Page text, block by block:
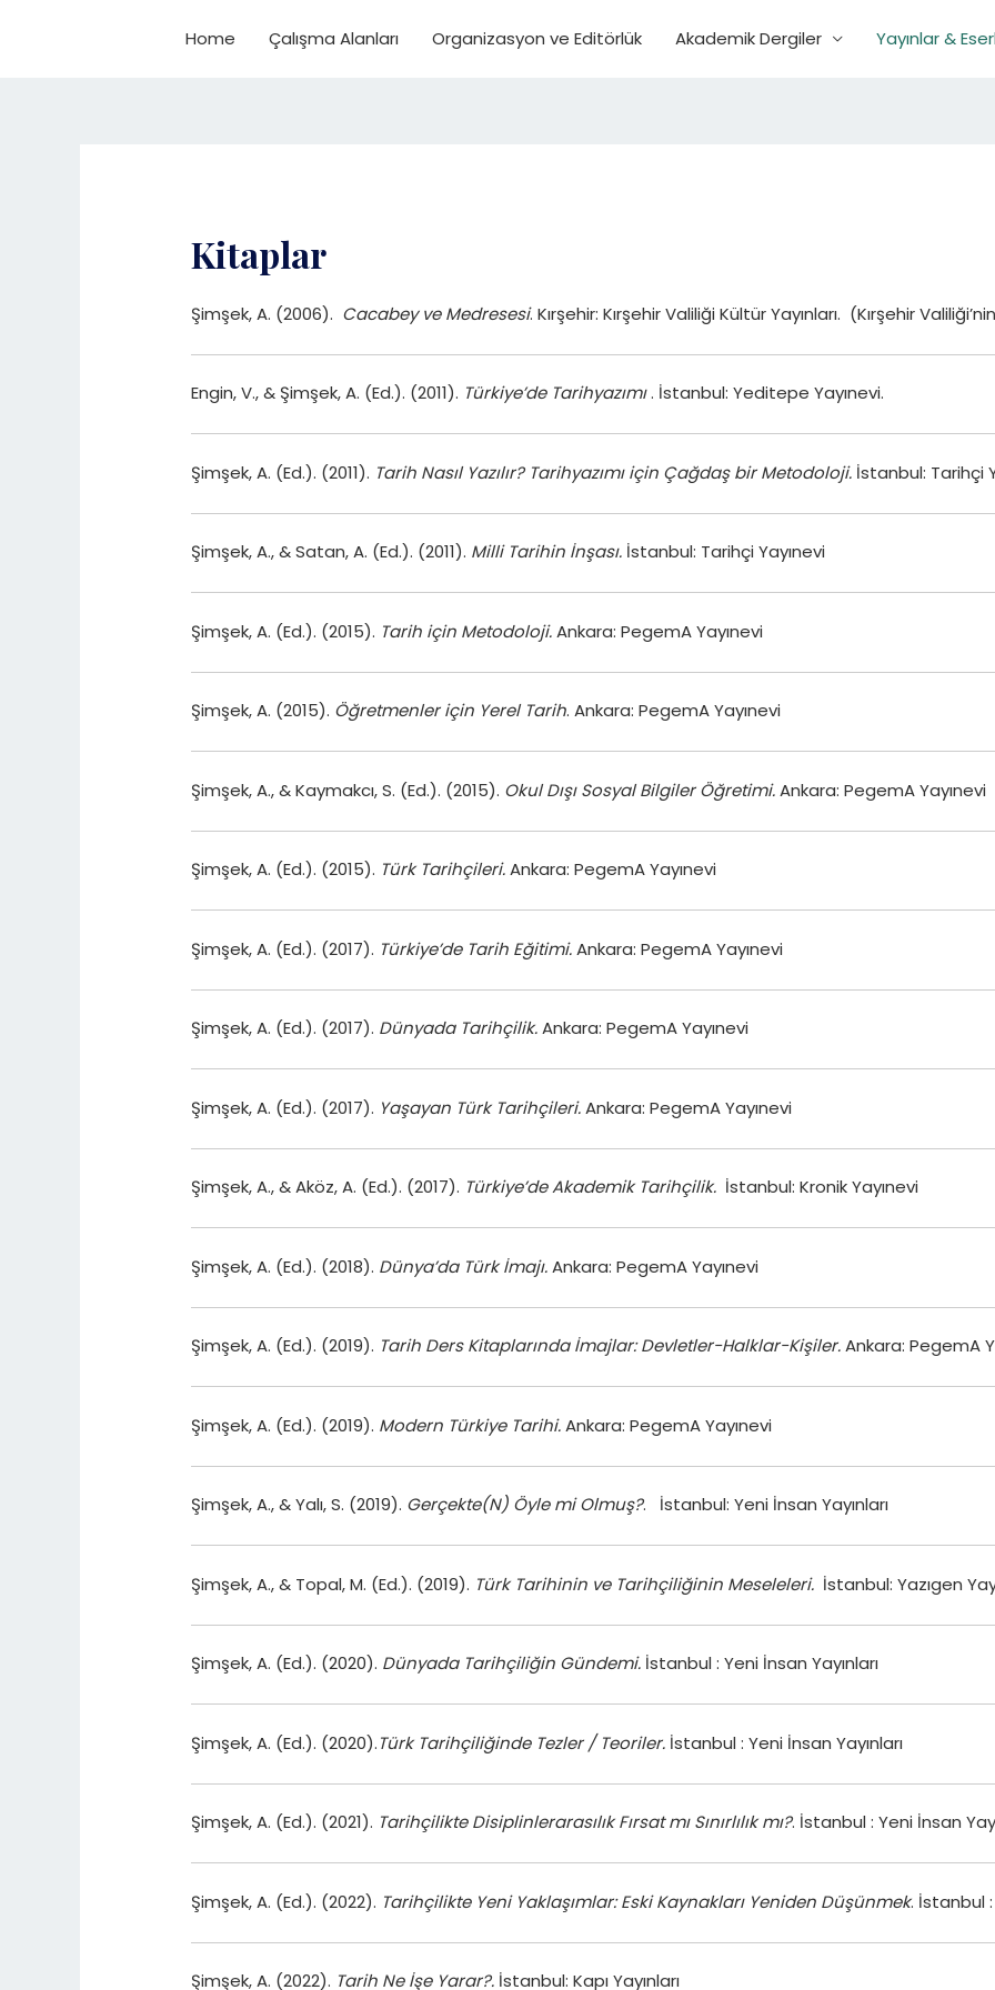
Home Çalışma Alanları Organizasyon ve Editörlük Akademik Dergiler Yayınlar &
Kitaplar
Şimşek, A. (2006). Cacabey ve Medresesi. Kırşehir: Kırşehir Valiliği Kültür Yayınları. (Kırşehir
Engin, V., & Şimşek, A. (Ed.). (2011). Türkiye’de Tarihyazımı. İstanbul: Yeditepe Yayınevi.
Şimşek, A. (Ed.). (2011). Tarih Nasıl Yazılır? Tarihyazımı için Çağdaş bir Metodoloji. İstanbul: Tarihçi
Şimşek, A., & Satan, A. (Ed.). (2011). Milli Tarihin İnşası. İstanbul: Tarihçi Yayınevi
Şimşek, A. (Ed.). (2015). Tarih için Metodoloji.Ankara: PegemA Yayınevi
Şimşek, A. (2015). Öğretmenler için Yerel Tarih. Ankara: PegemA Yayınevi
Şimşek, A., & Kaymakcı, S. (Ed.). (2015). Okul Dışı Sosyal Bilgiler Öğretimi.Ankara: PegemA Yayınevi
Şimşek, A. (Ed.). (2015). Türk Tarihçileri.Ankara: PegemA Yayınevi
Şimşek, A. (Ed.). (2017). Türkiye’de Tarih Eğitimi.Ankara: PegemA Yayınevi
Şimşek, A. (Ed.). (2017). Dünyada Tarihçilik.Ankara: PegemA Yayınevi
Şimşek, A. (Ed.). (2017). Yaşayan Türk Tarihçileri.Ankara: PegemA Yayınevi
Şimşek, A., & Aköz, A. (Ed.). (2017). Türkiye’de Akademik Tarihçilik. İstanbul: Kronik Yayınevi
Şimşek, A. (Ed.). (2018). Dünya’da Türk İmajı.Ankara: PegemA Yayınevi
Şimşek, A. (Ed.). (2019). Tarih Ders Kitaplarında İmajlar: Devletler-Halklar-Kişiler.Ankara: PegemA
Şimşek, A. (Ed.). (2019). Modern Türkiye Tarihi.Ankara: PegemA Yayınevi
Şimşek, A., & Yalı, S. (2019). Gerçekte(N) Öyle mi Olmuş?. İstanbul: Yeni İnsan Yayınları
Şimşek, A., & Topal, M. (Ed.). (2019). Türk Tarihinin ve Tarihçiliğinin Meseleleri. İstanbul: Yazıgen
Şimşek, A. (Ed.). (2020). Dünyada Tarihçiliğin Gündemi. İstanbul : Yeni İnsan Yayınları
Şimşek, A. (Ed.). (2020).Türk Tarihçiliğinde Tezler / Teoriler. İstanbul : Yeni İnsan Yayınları
Şimşek, A. (Ed.). (2021). Tarihçilikte Disiplinlerarasılık Fırsat mı Sınırlılık mı?. İstanbul : Yeni İnsan
Şimşek, A. (Ed.). (2022). Tarihçilikte Yeni Yaklaşımlar: Eski Kaynakları Yeniden Düşünmek. İstanbul :
Şimşek, A. (2022). Tarih Ne İşe Yarar?. İstanbul: Kapı Yayınları